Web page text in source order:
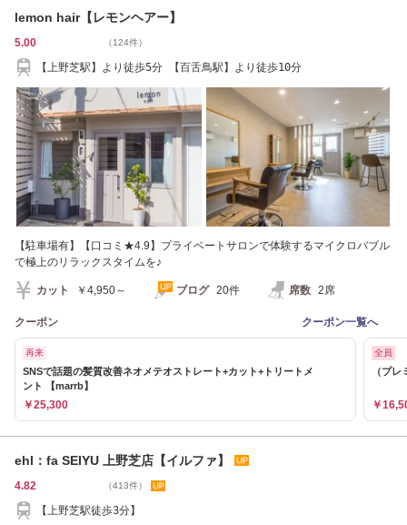
lemon hair【レモンヘアー】
5.00 （124件）
【上野芝駅】より徒歩5分 【百舌鳥駅】より徒歩10分
【駐車場有】【口コミ★4.9】プライベートサロンで体験するマイクロバブル
で極上のリラックスタイムを♪
カット ￥4,950～ ブログ 20件 席数 2席
クーポン クーポン一覧へ
再来
SNSで話題の髪質改善ネオメテオストレート+カット+トリートメ
ント 【marrb】
￥25,300
全員
（プ
￥
ehl：fa SEIYU 上野芝店【イルファ】
4.82 （413件）
【上野芝駅徒歩3分】